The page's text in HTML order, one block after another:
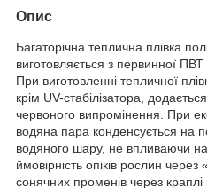
Опис
Багаторічна теплична плівка
виготовляється з первинної ПВТ
При виготовленні тепличної
крім UV-стабілізатора,
червоного випромінення. При
водяна пара конденсується на
водяного шару, не впливаючи
ймовірність опіків рослин
сонячних променів через